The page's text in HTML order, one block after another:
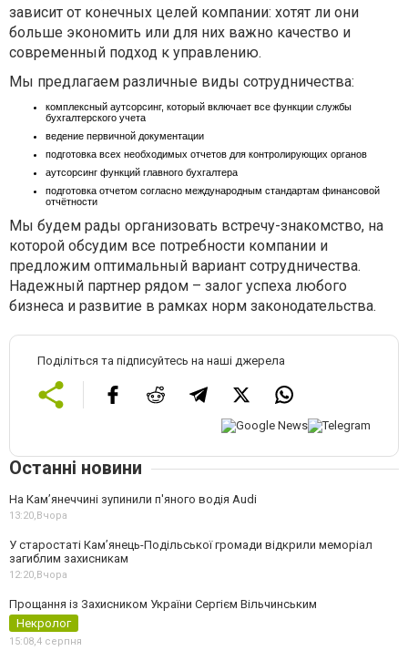
зависит от конечных целей компании: хотят ли они
больше экономить или для них важно качество и
современный подход к управлению.
Мы предлагаем различные виды сотрудничества:
комплексный аутсорсинг, который включает все функции службы
бухгалтерского учета
ведение первичной документации
подготовка всех необходимых отчетов для контролирующих органов
аутсорсинг функций главного бухгалтера
подготовка отчетом согласно международным стандартам финансовой
отчётности
Мы будем рады организовать встречу-знакомство, на
которой обсудим все потребности компании и
предложим оптимальный вариант сотрудничества.
Надежный партнер рядом – залог успеха любого
бизнеса и развитие в рамках норм законодательства.
Поділіться та підписуйтесь на наші джерела
Останні новини
На Камʼянеччині зупинили п'яного водія Audi
13:20,Вчора
У старостаті Кам’янець-Подільської громади відкрили меморіал
загиблим захисникам
12:20,Вчора
Прощання із Захисником України Сергієм Вільчинським
Некролог
15:08,4 серпня